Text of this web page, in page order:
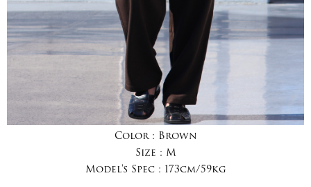
Color : Brown
Size : M
Model's Spec : 173cm/59kg